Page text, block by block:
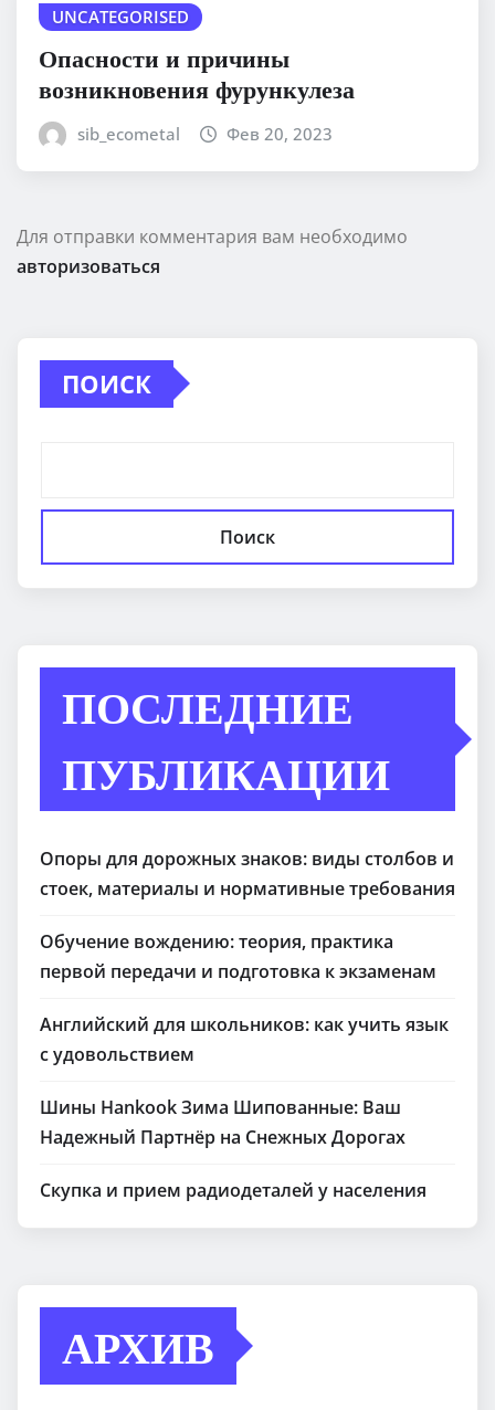
UNCATEGORISED
Опасности и причины
возникновения фурункулеза
sib_ecometal Фев 20, 2023
Для отправки комментария вам необходимо
авторизоваться
ПОИСК
Поиск
ПОСЛЕДНИЕ
ПУБЛИКАЦИИ
Опоры для дорожных знаков: виды столбов и
стоек, материалы и нормативные требования
Обучение вождению: теория, практика
первой передачи и подготовка к экзаменам
Английский для школьников: как учить язык
с удовольствием
Шины Hankook Зима Шипованные: Ваш
Надежный Партнёр на Снежных Дорогах
Скупка и прием радиодеталей у населения
АРХИВ